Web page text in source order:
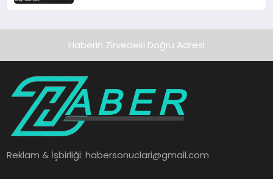
Haberin Zirvedeki Doğru Adresi
Reklam & İşbirliği:habersonuclari@gmail.com